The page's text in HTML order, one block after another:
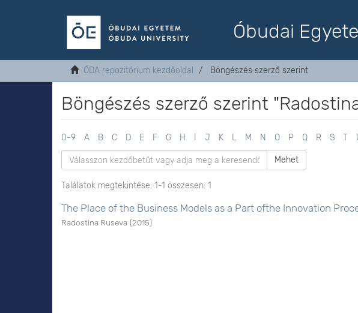
Óbudai
ÓDA repozitórium kezdőoldal Böngészés szerző szerint
Böngészés szerző szerint
0-9 A B C D E F G H J K L M N O P Q R S T
Mehet
Találatok megtekintése: 1-1 összesen: 1
The Place of the Business Models as a Part ofthe Innovation
Radostina Ruseva (2015)